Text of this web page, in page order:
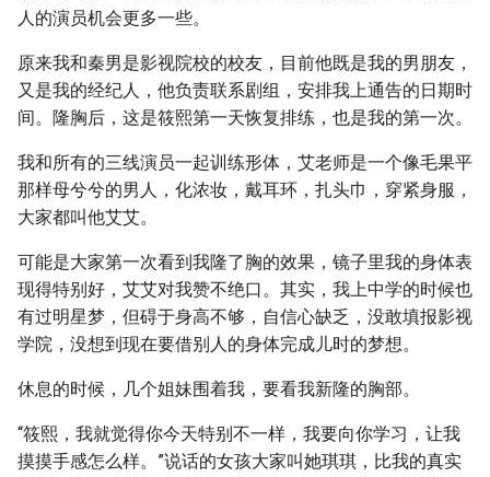
人的演员机会更多一些。
原来我和秦男是影视院校的校友，目前他既是我的男朋友，
又是我的经纪人，他负责联系剧组，安排我上通告的日期时
间。隆胸后，这是筱熙第一天恢复排练，也是我的第一次。
我和所有的三线演员一起训练形体，艾老师是一个像毛果平
那样母兮兮的男人，化浓妆，戴耳环，扎头巾，穿紧身服，
大家都叫他艾艾。
可能是大家第一次看到我隆了胸的效果，镜子里我的身体表
现得特别好，艾艾对我赞不绝口。其实，我上中学的时候也
有过明星梦，但碍于身高不够，自信心缺乏，没敢填报影视
学院，没想到现在要借别人的身体完成儿时的梦想。
休息的时候，几个姐妹围着我，要看我新隆的胸部。
“筱熙，我就觉得你今天特别不一样，我要向你学习，让我
摸摸手感怎么样。”说话的女孩大家叫她琪琪，比我的真实